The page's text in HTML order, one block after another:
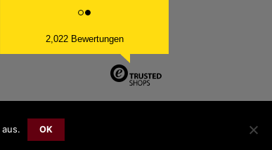
2,022 Bewertungen
Cash
Sepa
OK